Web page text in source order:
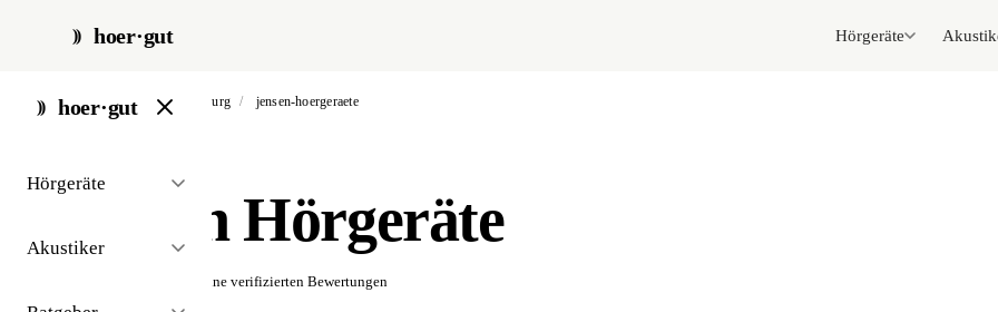
hoer·gut Hörgeräte
hoer·gut
Hörgeräte
Akustiker
start / akustiker / hamburg / jensen-hoergeraete
Jensen Hörgeräte
Noch keine verifizierten Bewertungen